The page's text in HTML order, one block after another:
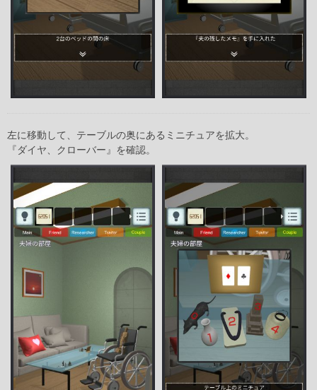
左に移動して、テーブルの奥にあるミニチュアを拡大。
『ダイヤ、クローバー』を確認。